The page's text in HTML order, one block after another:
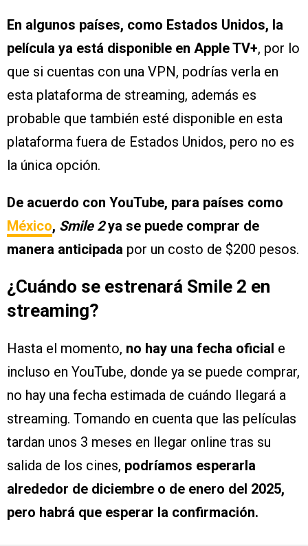
En algunos países, como Estados Unidos, la
película ya está disponible en Apple TV+, por lo
que si cuentas con una VPN, podrías verla en
esta plataforma de streaming, además es
probable que también esté disponible en esta
plataforma fuera de Estados Unidos, pero no es
la única opción.
De acuerdo con YouTube, para países como
México, Smile 2ya se puede comprar de
manera anticipada por un costo de $200 pesos.
¿Cuándo se estrenará Smile 2 en
streaming?
Hasta el momento, no hay una fecha oficial e
incluso en YouTube, donde ya se puede comprar,
no hay una fecha estimada de cuándo llegará a
streaming. Tomando en cuenta que las películas
tardan unos 3 meses en llegar online tras su
salida de los cines, podríamos esperarla
alrededor de diciembre o de enero del 2025,
pero habrá que esperar la confirmación.